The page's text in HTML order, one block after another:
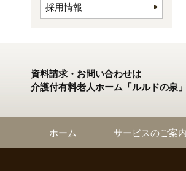
採用情報
資料請求・お問い合わせは
介護付有料老人ホーム「ルルドの泉
ホーム サービスのご案内